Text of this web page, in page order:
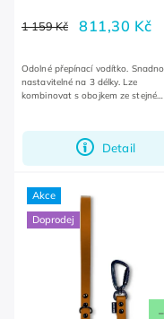
1 159 Kč 811,30 Kč
Detail
Odolné přepínací vodítko. Snadno
nastavitelné na 3 délky. Lze
kombinovat s obojkem ze stejné
Akce
Doprodej